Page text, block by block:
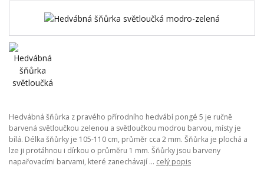
Hedvábná šňůrka z pravého přírodního hedvábí pongé 5 je ručně
barvená světloučkou zelenou a světloučkou modrou barvou, místy je
bílá. Délka šňůrky je 105-110 cm, průměr cca 2 mm. Šňůrka je plochá a
lze ji protáhnou i dírkou o průměru 1 mm. Šňůrky jsou barveny
napařovacími barvami, které zanechávají ... celý popis